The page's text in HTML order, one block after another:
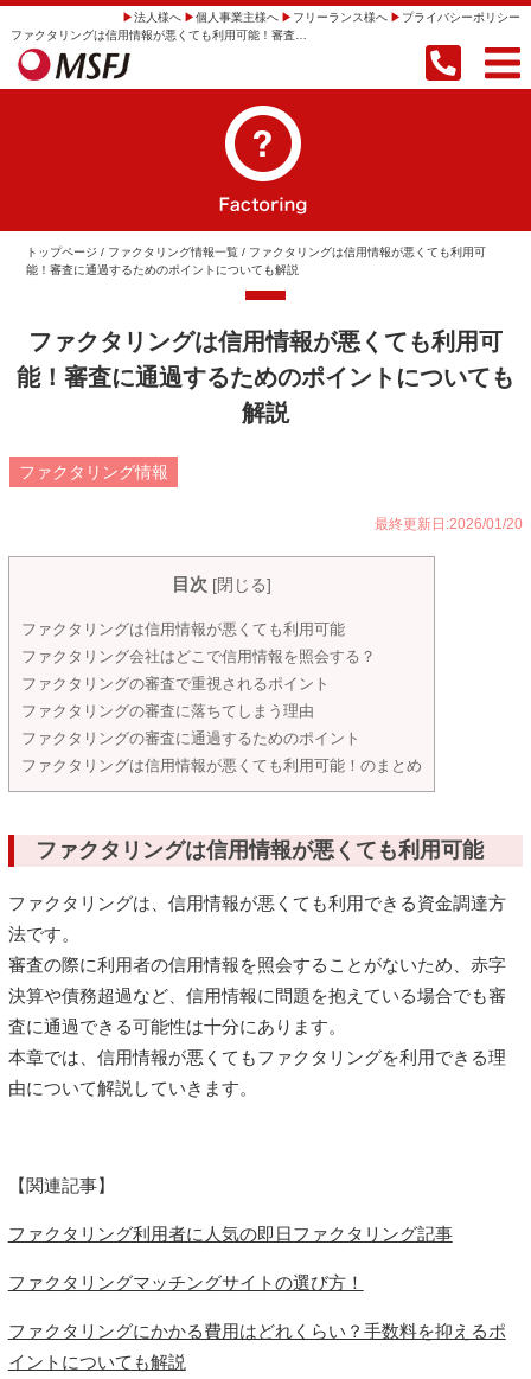
ファクタリングは信用情報が悪くても利用可能！審査に通過するためのポイントについても解説 | 【即日振込】事業者向けファクタリングならMSFJ株式会社
法人様へ 個人事業主様へ フリーランス様へ プライバシーポリシー
トップページ / ファクタリング情報一覧 / ファクタリングは信用情報が悪くても利用可
能！審査に通過するためのポイントについても解説
ファクタリングは信用情報が悪くても利用可
能！審査に通過するためのポイントについても
解説
ファクタリング情報
最終更新日:2026/01/20
目次 [閉じる]
ファクタリングは信用情報が悪くても利用可能
ファクタリング会社はどこで信用情報を照会する？
ファクタリングの審査で重視されるポイント
ファクタリングの審査に落ちてしまう理由
ファクタリングの審査に通過するためのポイント
ファクタリングは信用情報が悪くても利用可能！のまとめ
ファクタリングは信用情報が悪くても利用可能
ファクタリングは、信用情報が悪くても利用できる資金調達方
法です。
審査の際に利用者の信用情報を照会することがないため、赤字
決算や債務超過など、信用情報に問題を抱えている場合でも審
査に通過できる可能性は十分にあります。
本章では、信用情報が悪くてもファクタリングを利用できる理
由について解説していきます。
【関連記事】
ファクタリング利用者に人気の即日ファクタリング記事
ファクタリングマッチングサイトの選び方！
ファクタリングにかかる費用はどれくらい？手数料を抑えるポ
イントについても解説